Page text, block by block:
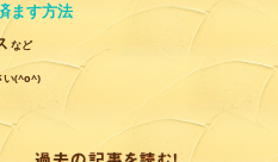
ます方法
など